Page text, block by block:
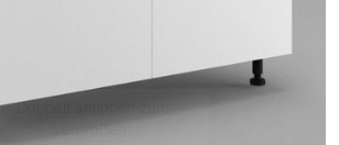
Doppelt antippen zum
vergrößern